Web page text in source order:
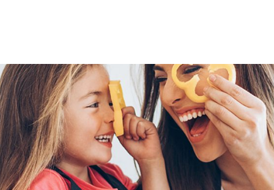
MEHR